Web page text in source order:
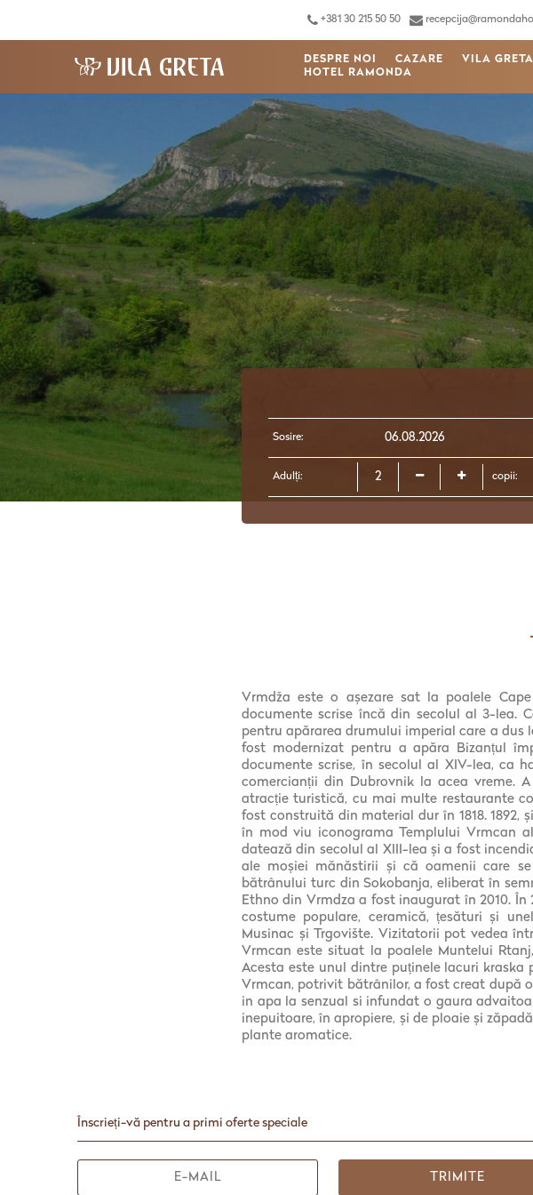
+381 30 215 50 50
DESPRE NOI CAZARE VILA GRETA
HOTEL RAMONDA
Sosire:
Adulți: copii:
Vrmdža este o așezare sat la poalele
documente scrise încă din secolul al 3-lea.
pentru apărarea drumului imperial care a
fost modernizat pentru a apăra Bizanțul
documente scrise, în secolul al XIV-lea, ca
comercianții din Dubrovnik la acea vreme.
atracție turistică, cu mai multe restaurante
fost construită din material dur în 1818. 1892,
în mod viu iconograma Templului Vrmcan
datează din secolul al XIII-lea și a fost
ale moșiei mănăstirii și că oamenii care
bătrânului turc din Sokobanja, eliberat în
Ethno din Vrmdza a fost inaugurat în 2010. În
costume populare, ceramică, țesături și
Musinac și Trgovište. Vizitatorii pot vedea
Vrmcan este situat la poalele Muntelui
Acesta este unul dintre puținele lacuri kraska
Vrmcan, potrivit bătrânilor, a fost creat după
in apa la senzual si infundat o gaura
inepuitoare, în apropiere, și de ploaie și
plante aromatice.
Înscrieți-vă pentru a primi oferte speciale
TRIMITE